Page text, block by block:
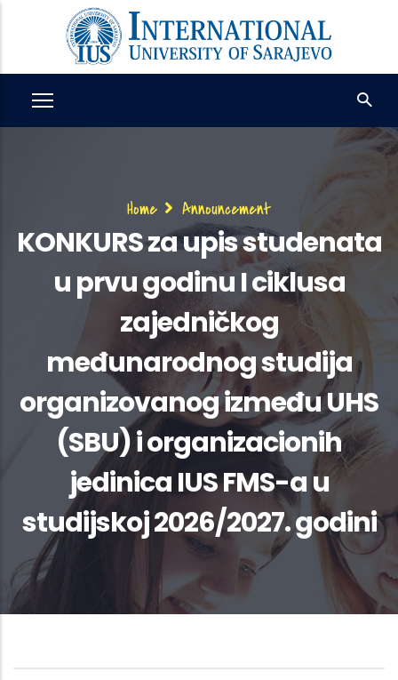
content
Breadcrumb
Home Announcement
KONKURS za upis studenata
u prvu godinu I ciklusa
zajedničkog
međunarodnog studija
organizovanog između UHS
(SBU) i organizacionih
jedinica IUS FMS-a u
studijskoj 2026/2027. godini